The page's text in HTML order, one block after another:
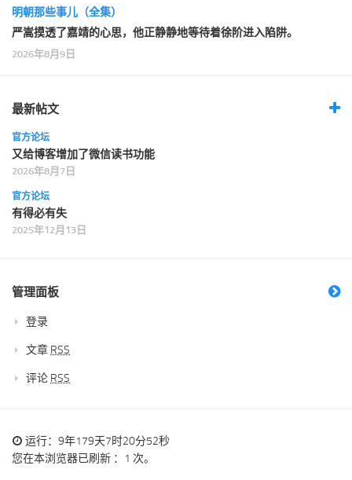
明朝那些事儿（全集）
严嵩摸透了嘉靖的心思，他正静静地等待着徐阶进入陷阱。
2026年8月9日
最新帖文
官方论坛
又给博客增加了微信读书功能
2026年8月7日
官方论坛
有得必有失
2025年12月13日
管理面板
登录
文章 RSS
评论 RSS
运行：9年179天7时20分52秒
您在本浏览器已刷新 ：1 次。